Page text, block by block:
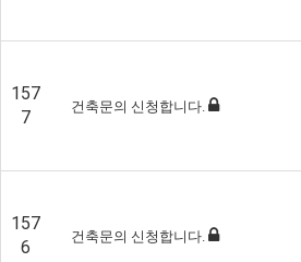
157
7
건축문의 신청합니다.
157
6
건축문의 신청합니다.